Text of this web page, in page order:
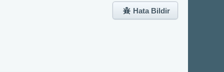
Hata Bildir